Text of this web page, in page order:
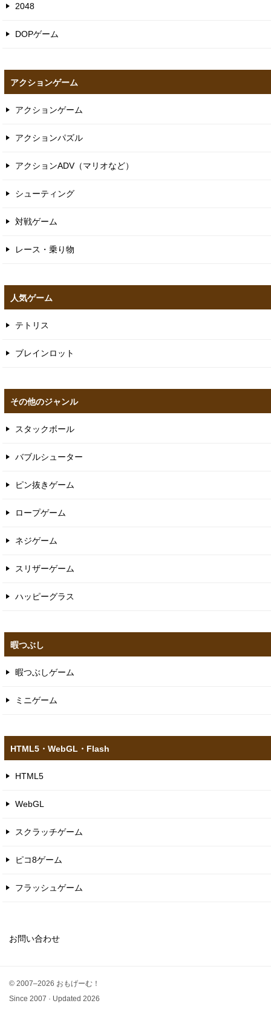
2048
DOPゲーム
アクションゲーム
アクションゲーム
アクションパズル
アクションADV（マリオなど）
シューティング
対戦ゲーム
レース・乗り物
人気ゲーム
テトリス
ブレインロット
その他のジャンル
スタックボール
バブルシューター
ピン抜きゲーム
ロープゲーム
ネジゲーム
スリザーゲーム
ハッピーグラス
暇つぶし
暇つぶしゲーム
ミニゲーム
HTML5​・WebGL​・Flash
HTML5
WebGL
スクラッチゲーム
ピコ8ゲーム
フラッシュゲーム
お問い合わせ
© 2007–2026 おもげーむ！
Since 2007 · Updated 2026